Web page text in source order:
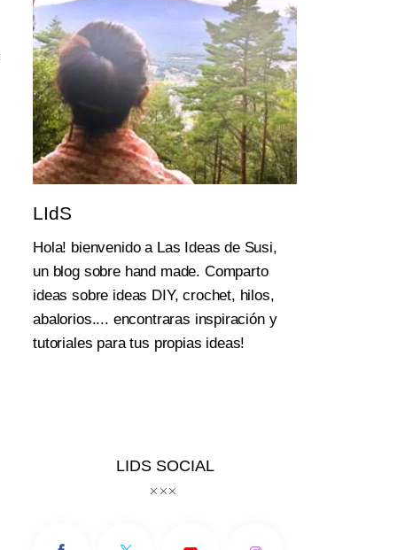
LIdS
Hola! bienvenido a Las Ideas de Susi,
un blog sobre hand made. Comparto
ideas sobre ideas DIY, crochet, hilos,
abalorios.... encontraras inspiración y
tutoriales para tus propias ideas!
LIDS SOCIAL